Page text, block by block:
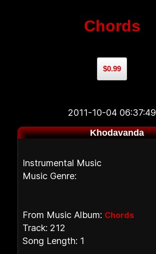
Chords
$0.99
2011-10-04 06:37:49
Khodavanda
Instrumental Music
Music Genre:
From Music Album: Chords
Track: 212
Song Length: 1